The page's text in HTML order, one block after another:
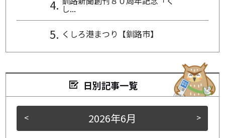
し...
くしろ港まつり【釧路市】
日別記事一覧
< >
2026年6月